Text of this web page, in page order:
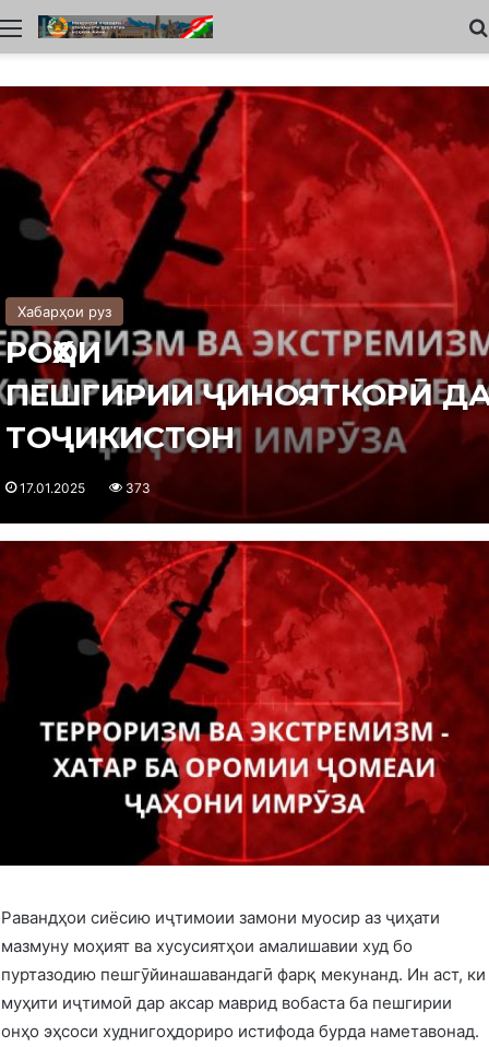
Меню
Хабарҳои руз
РОҲҲОИ
ПЕШГИРИИ ҶИНОЯТКОРӢ
ТОҶИКИСТОН
17.01.2025 373
Равандҳои сиёсию иҷтимоии замони муосир аз ҷиҳати
мазмуну моҳият ва хусусиятҳои амалишавии худ бо
пуртазодию пешгӯйинашавандагӣ фарқ мекунанд. Ин аст, ки
муҳити иҷтимоӣ дар аксар маврид вобаста ба пешгирии
онҳо эҳсоси худнигоҳдориро истифода бурда наметавонад.